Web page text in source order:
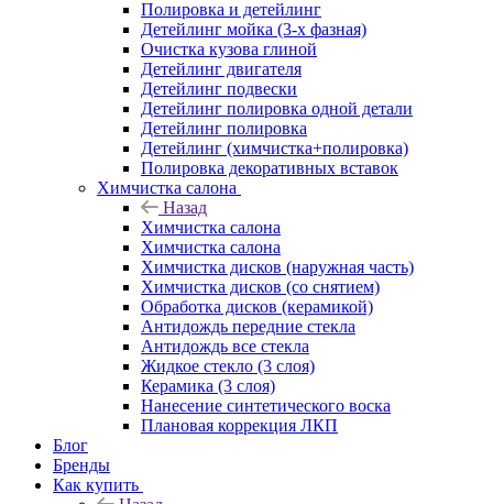
Полировка и детейлинг
Детейлинг мойка (3-х фазная)
Очистка кузова глиной
Детейлинг двигателя
Детейлинг подвески
Детейлинг полировка одной детали
Детейлинг полировка
Детейлинг (химчистка+полировка)
Полировка декоративных вставок
Химчистка салона
Назад
Химчистка салона
Химчистка салона
Химчистка дисков (наружная часть)
Химчистка дисков (со снятием)
Обработка дисков (керамикой)
Антидождь передние стекла
Антидождь все стекла
Жидкое стекло (3 слоя)
Керамика (3 слоя)
Нанесение синтетического воска
Плановая коррекция ЛКП
Блог
Бренды
Как купить